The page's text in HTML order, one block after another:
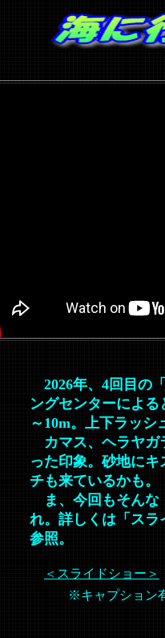
2026年、4回目の
ングセンターによ
～10m。上下ラッシ
カマス、ヘラヤガ
った印象。砂地に
チも来ているかも。
ま、今回もそんな
れ。詳しくは「ス
参照。
＜スライドショー＞
※キャプション